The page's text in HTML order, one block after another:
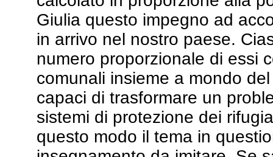
Giulia questo impegno ad
in arrivo nel nostro paese.
numero proporzionale di essi
comunali insieme a mondo
capaci di trasformare un
sistemi di protezione dei
questo modo il tema in